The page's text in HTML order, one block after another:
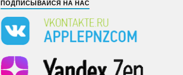
ПОДПИСЫВАЙСЯ НА НАС